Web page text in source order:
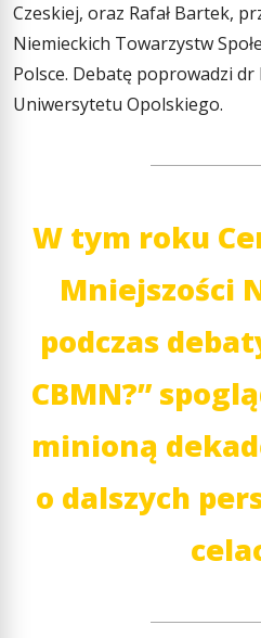
Czeskiej, oraz Rafał Bartek,
Niemieckich Towarzystw
Polsce. Debatę poprowadzi
Uniwersytetu Opolskiego.
W tym roku
Mniejszości
podczas
CBMN?”
minioną
o dalszych